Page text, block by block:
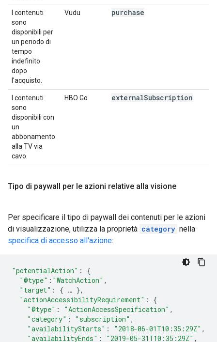
I contenuti
sono
disponibili per
un periodo di
tempo
indefinito
dopo
l'acquisto.
Vudu purchase
I contenuti
sono
disponibili con
un
abbonamento
alla TV via
cavo.
HBO Go externalSubscription
Tipo di paywall per le azioni relative alla visione
Per specificare il tipo di paywall dei contenuti per le azioni
di visualizzazione, utilizza la proprietà category nella
specifica di accesso all'azione:
"potentialAction" :
{
"@type" : "WatchAction" ,
"target" : { … },
"actionAccessibilityRequirement" :
{
"@type" : "ActionAccessSpecification" ,
"category" : "subscription" ,
"availabilityStarts" : "2018-06-01T10:35:29Z" ,
"availabilityEnds" : "2019-05-31T10:35:29Z" ,